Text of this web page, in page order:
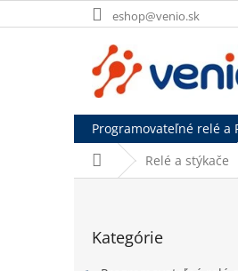
na
eshop@venio.sk
Programovateľné relé a
DomovRelé a stýkače
kategórie
Kategórie